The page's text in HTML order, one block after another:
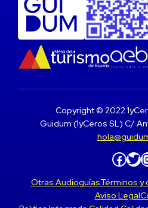
Copyright © 2022
Guidum (1yCeros SL) C/
Facebook Twitter
Otras AudioguíasTérminos y
Aviso Legal